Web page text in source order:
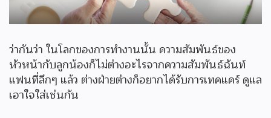
ว่ากันว่า ในโลกของการทำงานนั้น ความสัมพันธ์ของ
หัวหน้ากับลูกน้องก็ไม่ต่างอะไรจากความสัมพันธ์ฉันท์
แฟนที่ลึกๆ แล้ว ต่างฝ่ายต่างก็อยากได้รับการเทคแคร์ ดูแล
เอาใจใส่เช่นกัน